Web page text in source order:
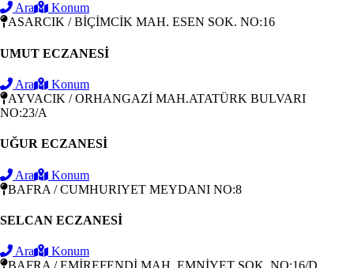
Ara
Konum
ASARCIK / BİÇİMCİK MAH. ESEN SOK. NO:16
UMUT ECZANESİ
Ara
Konum
AYVACIK / ORHANGAZİ MAH.ATATÜRK BULVARI
NO:23/A
UĞUR ECZANESİ
Ara
Konum
BAFRA / CUMHURIYET MEYDANI NO:8
SELCAN ECZANESİ
Ara
Konum
BAFRA / EMİREFENDİ MAH. EMNİYET SOK. NO:16/D